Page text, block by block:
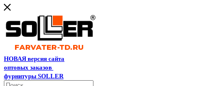
НОВАЯ версия сайта
оптовых заказов
фурнитуры SOLLER